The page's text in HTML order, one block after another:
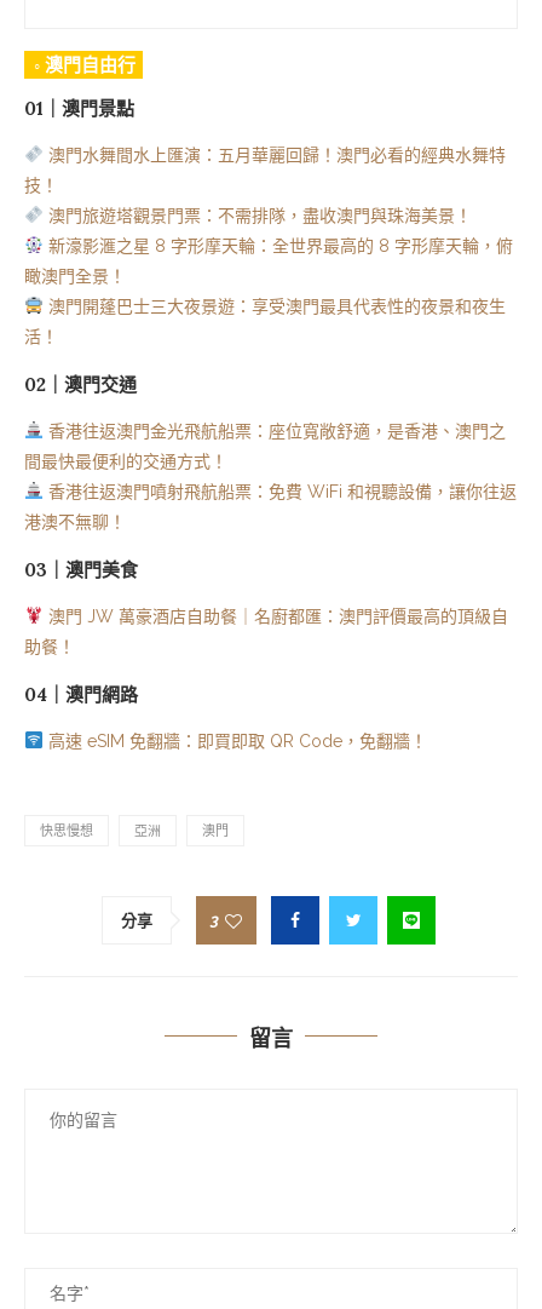
◦ 澳門自由行
01｜澳門景點
澳門水舞間水上匯演：五月華麗回歸！澳門必看的經典水舞特
技！
澳門旅遊塔觀景門票：不需排隊，盡收澳門與珠海美景！
新濠影滙之星 8 字形摩天輪：全世界最高的 8 字形摩天輪，俯
瞰澳門全景！
澳門開蓬巴士三大夜景遊：享受澳門最具代表性的夜景和夜生
活！
02｜澳門交通
香港往返澳門金光飛航船票：座位寬敞舒適，是香港、澳門之
間最快最便利的交通方式！
香港往返澳門噴射飛航船票：免費 WiFi 和視聽設備，讓你往返
港澳不無聊！
03｜澳門美食
澳門 JW 萬豪酒店自助餐｜名廚都匯：澳門評價最高的頂級自
助餐！
04｜澳門網路
高速 eSIM 免翻牆：即買即取 QR Code，免翻牆！
快思慢想 亞洲 澳門
分享 3
留言